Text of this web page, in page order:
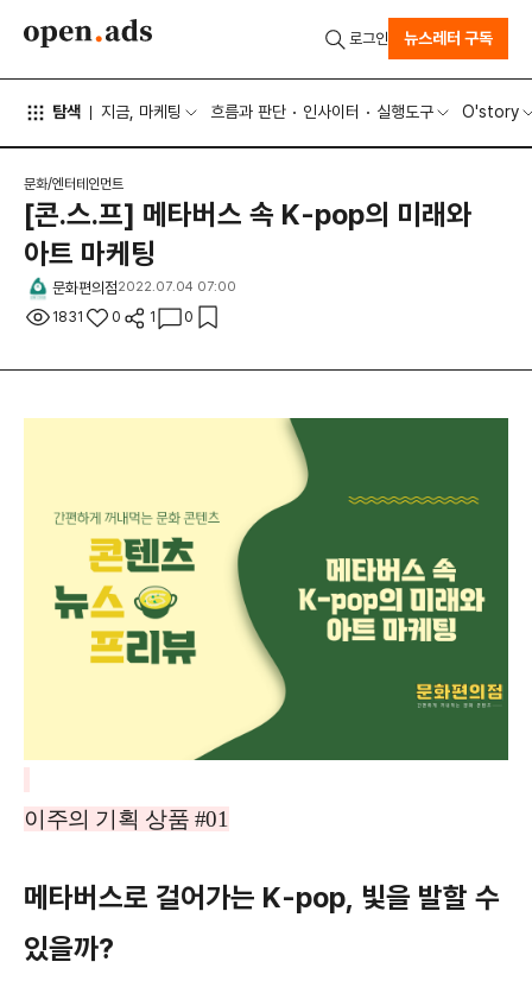
탐색 지금, 마케팅 흐름과 판단 인사이터 실행도구 O'story
로그인 뉴스레터 구독
문화/엔터테인먼트
[콘.스.프] 메타버스 속 K-pop의 미래와
아트 마케팅
문화편의점2022.07.04 07:00
1831 0 1 0
이주의 기획 상품 #01
메타버스로 걸어가는 K-pop, 빛을 발할 수
있을까?